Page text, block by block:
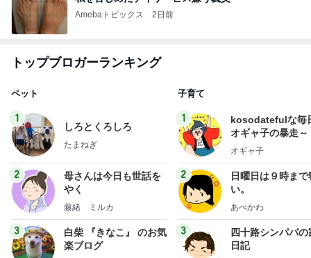
Amebaトピックス 2日前
トップブロガーランキング
ペット
1
しろとくろしろ
たまねぎ
2
母さんは今日も世話を
やく
藤緒 ミルカ
3
白柴 『きなこ』 のお気
楽ブログ
子育て
1
kosodatefulな毎
オギャ子の暴走～
オギャ子
2
日曜日は９時まで
い。
あべかわ
3
四十路シンパパの
日記